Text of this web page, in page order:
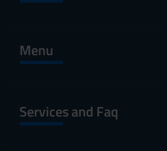
Menu
Services and Faq